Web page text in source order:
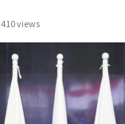
410 views